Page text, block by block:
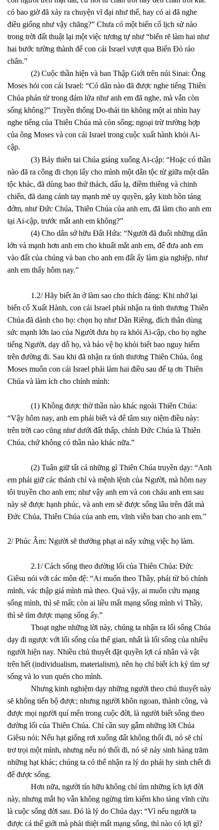
có bao giờ đã xảy ra chuyện vĩ đại như thế, hay có ai đã nghe
điều giống như vậy chăng?” Chưa có một biến cố lịch sử nào
trong trời đất thuật lại một việc tương tự như “biển rẽ làm hai như
hai bước tường thành để con cái Israel vượt qua Biển Đỏ ráo
chân.”
(2) Cuộc thần hiện và ban Thập Giới trên núi Sinai: Ông
Moses hỏi con cái Israel: “Có dân nào đã được nghe tiếng Thiên
Chúa phán từ trong đám lửa như anh em đã nghe, mà vẫn còn
sống không?” Truyền thống Do-thái tin không một ai nhìn hay
nghe tiếng của Thiên Chúa mà còn sống; ngoại trừ trường hợp
của ông Moses và con cái Israel trong cuộc xuất hành khỏi Ai-
cập.
(3) Bảy thiên tai Chúa giáng xuống Ai-cập: “Hoặc có thần
nào đã ra công đi chọn lấy cho mình một dân tộc từ giữa một dân
tộc khác, đã dùng bao thử thách, dấu lạ, điềm thiêng và chinh
chiến, đã dang cánh tay mạnh mẽ uy quyền, gây kinh hồn táng
đởm, như Đức Chúa, Thiên Chúa của anh em, đã làm cho anh em
tại Ai-cập, trước mắt anh em không?”
(4) Cho dân sở hữu Đất Hứa: “Người đã đuổi những dân
lớn và mạnh hơn anh em cho khuất mắt anh em, để đưa anh em
vào đất của chúng và ban cho anh em đất ấy làm gia nghiệp, như
anh em thấy hôm nay.”
1.2/ Hãy biết ăn ở làm sao cho thích đáng: Khi nhớ lại
biến cố Xuất Hành, con cái Israel phải nhận ra tình thương Thiên
Chúa đã dành cho họ: chọn họ như Dân Riêng, đích thân dùng
sức mạnh lớn lao của Người đưa họ ra khỏi Ai-cập, cho họ nghe
tiếng Người, dạy dỗ họ, và bảo vệ họ khỏi biết bao nguy hiểm
trên đường đi. Sau khi đã nhận ra tình thương Thiên Chúa, ông
Moses muốn con cái Israel phải làm hai điều sau để tạ ơn Thiên
Chúa và làm ích cho chính mình:
(1) Không được thờ thần nào khác ngoài Thiên Chúa:
“Vậy hôm nay, anh em phải biết và để tâm suy niệm điều này:
trên trời cao cũng như dưới đất thấp, chính Đức Chúa là Thiên
Chúa, chứ không có thần nào khác nữa.”
(2) Tuân giữ tất cả những gì Thiên Chúa truyền dạy: “Anh
em phải giữ các thánh chỉ và mệnh lệnh của Người, mà hôm nay
tôi truyền cho anh em; như vậy anh em và con cháu anh em sau
này sẽ được hạnh phúc, và anh em sẽ được sống lâu trên đất mà
Đức Chúa, Thiên Chúa của anh em, vĩnh viễn ban cho anh em.”
2/ Phúc Âm: Người sẽ thưởng phạt ai nấy xứng việc họ làm.
2.1/ Cách sống theo đường lối của Thiên Chúa: Đức
Giêsu nói với các môn đệ: “Ai muốn theo Thầy, phải từ bỏ chính
mình, vác thập giá mình mà theo. Quả vậy, ai muốn cứu mạng
sống mình, thì sẽ mất; còn ai liều mất mạng sống mình vì Thầy,
thì sẽ tìm được mạng sống ấy.”
Thoạt nghe những lời này, chúng ta nhận ra lối sống Chúa
dạy đi ngược với lối sống của thế gian, nhất là lối sống của nhiều
người hiện nay. Nhiều chủ thuyết đặt quyền lợi cá nhân và vật
trên hết (individualism, materialism), nên họ chỉ biết ích kỷ tìm sự
sống và lo vun quén cho mình.
Nhưng kinh nghiệm dạy những người theo chủ thuyết này
sẽ không tiến bộ được; nhưng người khôn ngoan, thành công, và
được mọi người quí mến trong cuộc đời, là người biết sống theo
đường lối của Thiên Chúa. Chỉ cần suy gẫm những lời Chúa
Giêsu nói: Nếu hạt giống rơi xuống đất không thối đi, nó sẽ chỉ
trơ trọi một mình, nhưng nếu nó thối đi, nó sẽ nảy sinh hàng trăm
những hạt khác; chúng ta có thể nhận ra lý do phải hy sinh chết đi
để được sống.
Hơn nữa, người tín hữu không chỉ tìm những ích lợi đời
này, nhưng mắt họ vẫn không ngừng tìm kiếm kho tàng vĩnh cửu
là cuộc sống đời sau. Đó là lý do Chúa dạy: “Vì nếu người ta
được cả thế giới mà phải thiệt mất mạng sống, thì nào có lợi gì?